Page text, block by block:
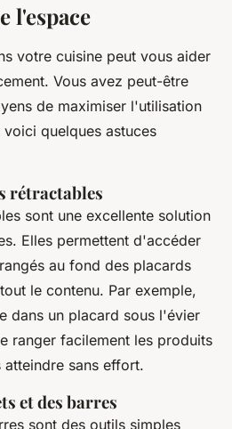
l'espace
votre cuisine peut vous aider
Vous avez peut-être
de maximiser l'utilisation
quelques astuces
rétractables
sont une excellente solution
Elles permettent d'accéder
au fond des placards
le contenu. Par exemple,
dans un placard sous l'évier
ranger facilement les produits
sans effort.
et des barres
sont des outils simples